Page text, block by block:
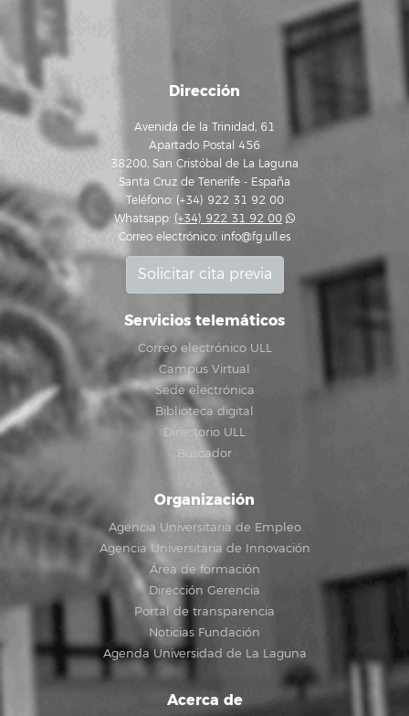
Dirección
Avenida de la Trinidad, 61
Apartado Postal 456
38200, San Cristóbal de La Laguna
Santa Cruz de Tenerife - España
Teléfono: (+34) 922 31 92 00
Whatsapp: (+34) 922 31 92 00
Correo electrónico: info@fg.ull.es
Solicitar cita previa
Servicios telemáticos
Correo electrónico ULL
Campus Virtual
Sede electrónica
Biblioteca digital
Directorio ULL
Buscador
Organización
Agencia Universitaria de Empleo
Agencia Universitaria de Innovación
Área de formación
Dirección Gerencia
Portal de transparencia
Noticias Fundación
Agenda Universidad de La Laguna
Acerca de